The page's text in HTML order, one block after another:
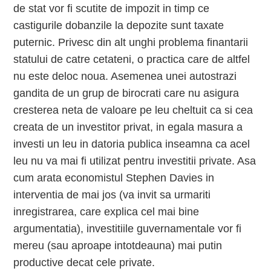
de stat vor fi scutite de impozit in timp ce
castigurile dobanzile la depozite sunt taxate
puternic. Privesc din alt unghi problema finantarii
statului de catre cetateni, o practica care de altfel
nu este deloc noua. Asemenea unei autostrazi
gandita de un grup de birocrati care nu asigura
cresterea neta de valoare pe leu cheltuit ca si cea
creata de un investitor privat, in egala masura a
investi un leu in datoria publica inseamna ca acel
leu nu va mai fi utilizat pentru investitii private. Asa
cum arata economistul Stephen Davies in
interventia de mai jos (va invit sa urmariti
inregistrarea, care explica cel mai bine
argumentatia), investitiile guvernamentale vor fi
mereu (sau aproape intotdeauna) mai putin
productive decat cele private.